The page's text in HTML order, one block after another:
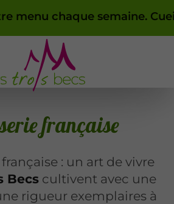
semaine. Cueillette le
française
: un art de vivre
Becs cultivent avec une
rigueur exemplaires à